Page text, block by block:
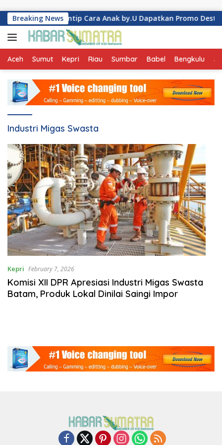
Breaking News
Tiket Liburan, Intip Cara Anak by.U Dapatkan Promo
Aceh Sumut Kepri Riau Sumbar Babel Bengkulu
Industri Migas Swasta
Kepri February 7, 2026
Komisi XII DPR Apresiasi Industri Migas Swasta
Batam, Produk Lokal Dinilai Saingi Impor